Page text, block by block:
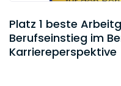
Platz 1 beste
Berufseinstieg im
Karriereperspektive